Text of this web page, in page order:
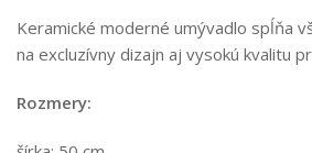
Keramické moderné umývadlo spĺňa
na excluzívny dizajn aj vysokú kvalitu
Rozmery: